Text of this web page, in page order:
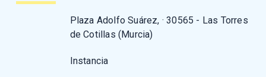
Plaza Adolfo Suárez, · 30565 - Las Torres
de Cotillas (Murcia)
Instancia